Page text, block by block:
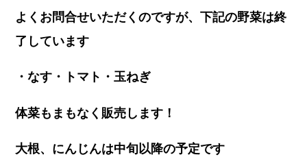
よくお問合せいただくのですが、下記の野菜は終
了しています
・なす・トマト・玉ねぎ
体菜もまもなく販売します！
大根、にんじんは中旬以降の予定です